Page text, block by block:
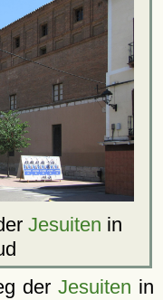
Jesuiten in
der Jesuiten in